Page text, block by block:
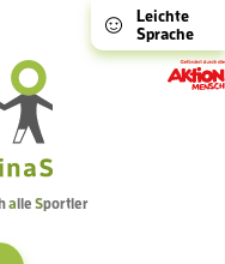
Leichte
Sprache
alle Sportler